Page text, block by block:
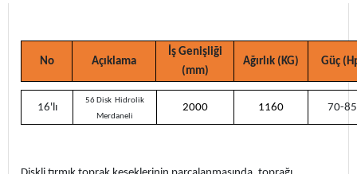
No Açıklama
İş Genişliği
(mm)
Ağırlık (KG) Güç
16'lı
56 Disk Hidrolik
Merdaneli
2000 1160 70-85